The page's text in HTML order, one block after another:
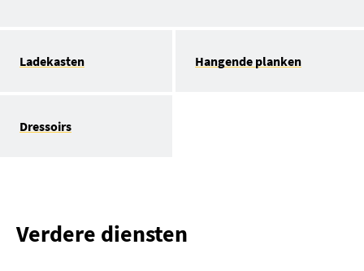
Ladekasten Hangende planken
Dressoirs
Verdere diensten